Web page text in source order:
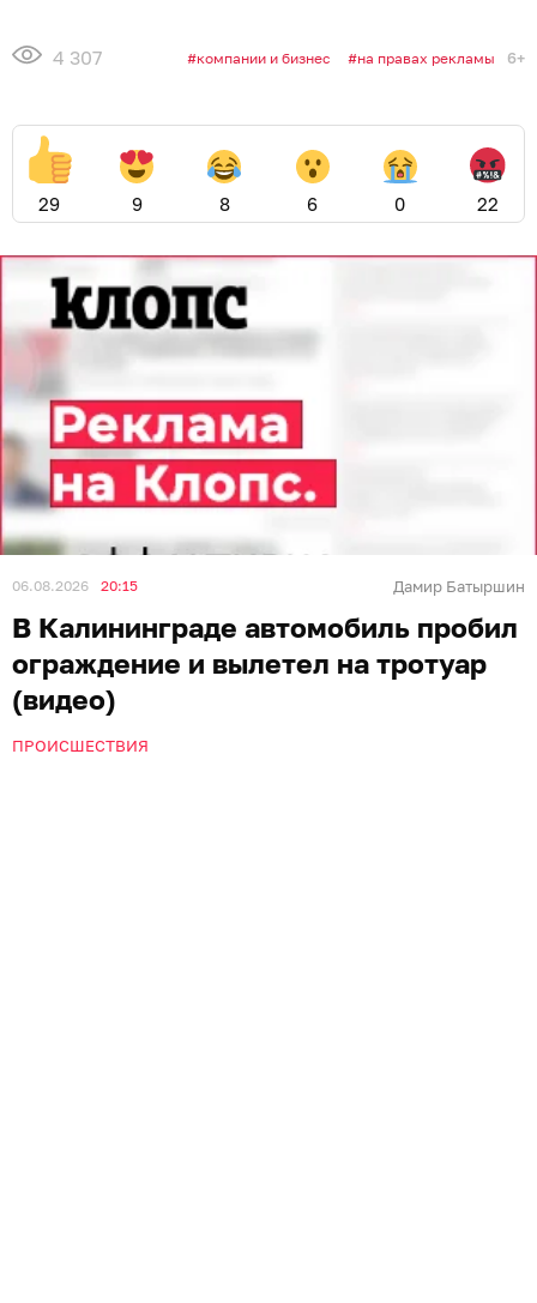
4 307 компании и бизнес на правах рекламы 6+
29 9 8 6 0 22
06.08.2026 20:15 Дамир Батыршин
В Калининграде автомобиль пробил
ограждение и вылетел на тротуар
(видео)
ПРОИСШЕСТВИЯ